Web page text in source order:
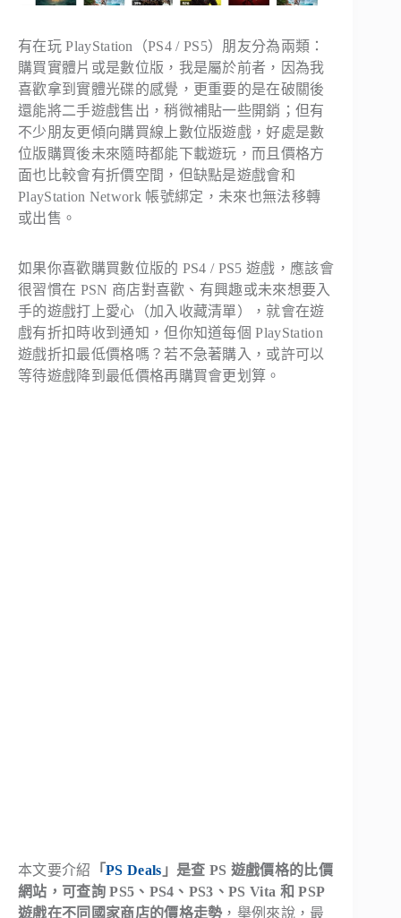
有在玩 PlayStation（PS4 / PS5）朋友分為兩類：
購買實體片或是數位版，我是屬於前者，因為我
喜歡拿到實體光碟的感覺，更重要的是在破關後
還能將二手遊戲售出，稍微補貼一些開銷；但有
不少朋友更傾向購買線上數位版遊戲，好處是數
位版購買後未來隨時都能下載遊玩，而且價格方
面也比較會有折價空間，但缺點是遊戲會和
PlayStation Network 帳號綁定，未來也無法移轉
或出售。
如果你喜歡購買數位版的 PS4 / PS5 遊戲，應該會
很習慣在 PSN 商店對喜歡、有興趣或未來想要入
手的遊戲打上愛心（加入收藏清單），就會在遊
戲有折扣時收到通知，但你知道每個 PlayStation
遊戲折扣最低價格嗎？若不急著購入，或許可以
等待遊戲降到最低價格再購買會更划算。
本文要介紹 「PS Deals 」是查 PS 遊戲價格的比價
網站，可查詢 PS5、PS4、PS3、PS Vita 和 PSP
遊戲在不同國家商店的價格走勢，舉例來說，最